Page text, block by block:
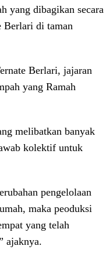
yang dibagikan secara
Berlari di taman
Berlari, jajaran
yang Ramah
melibatkan banyak
kolektif untuk
pengelolaan
maka peoduksi
yang telah
ajaknya.